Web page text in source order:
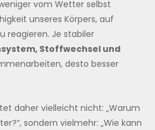
vom Wetter selbst
unseres Körpers, auf
reagieren. Je stabiler
Stoffwechsel und
desto besser
daher vielleicht nicht: „Warum
sondern vielmehr: „Wie kann